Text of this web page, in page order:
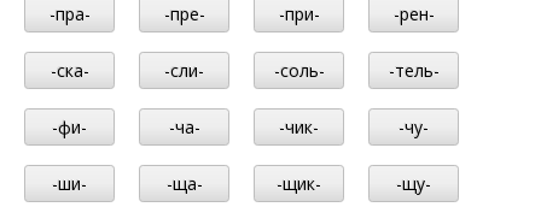
-пра- -пре- -при- -рен-
-ска- -сли- -соль- -тель-
-фи- -ча- -чик- -чу-
-ши- -ща- -щик- -щу-